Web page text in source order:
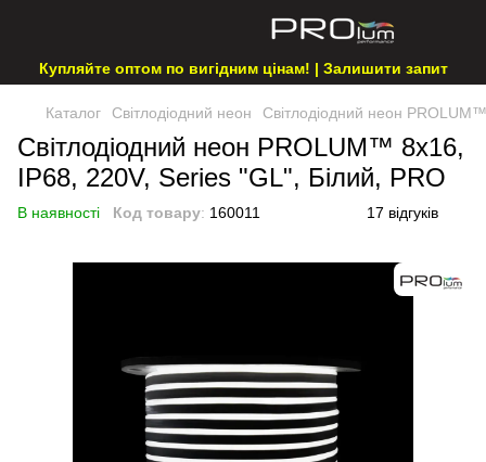
Купляйте оптом по вигідним цінам! | Залишити запит
Каталог Світлодіодний неон Світлодіодний неон
Світлодіодний неон PROLUM™ 8x16,
IP68, 220V, Series "GL", Білий, PRO
В наявності Код товару: 160011 17 відгуків